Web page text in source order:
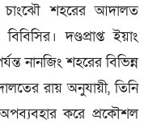
চাংঝৌ শহরের আদালত
দণ্ডপ্রাপ্ত ইয়াং
নানজিং শহরের বিভিন্ন
রায় অনুযায়ী, তিনি
করে প্রকৌশল